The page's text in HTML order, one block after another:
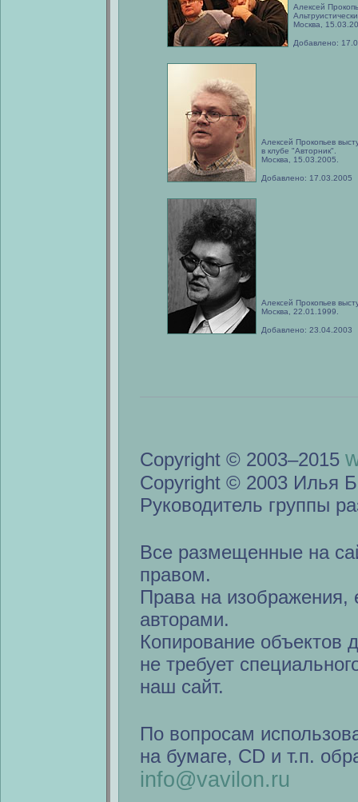
Алексей
Москва,
Добавлено:
Алексей Прокопьев
в клубе "Авторник".
Москва, 15.03.2005.
Добавлено: 17.03.2005
Алексей Прокопьев
Москва, 22.01.1999.
Добавлено: 23.04.2003
Copyright © 2003–2015
Copyright © 2003 Илья
Руководитель группы
Все размещенные на
правом.
Права на изображения,
авторами.
Копирование объектов
не требует
наш сайт.
По вопросам
на бумаге, CD и т.п.
info@vavilon.ru